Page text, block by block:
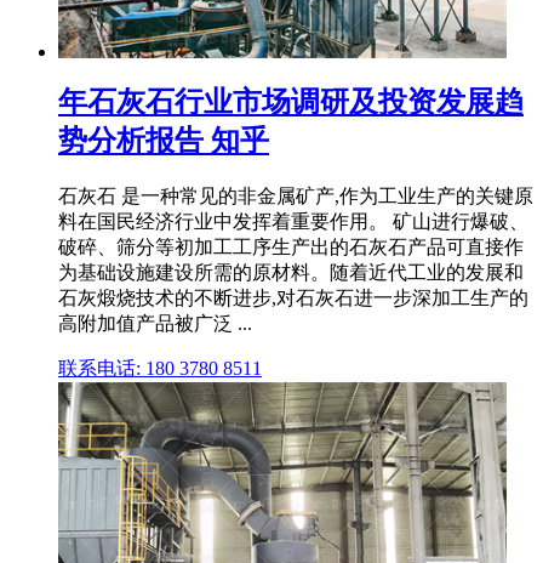
年石灰石行业市场调研及投资发展趋
势分析报告 知乎
石灰石 是一种常见的非金属矿产,作为工业生产的关键原
料在国民经济行业中发挥着重要作用。 矿山进行爆破、
破碎、筛分等初加工工序生产出的石灰石产品可直接作
为基础设施建设所需的原材料。随着近代工业的发展和
石灰煅烧技术的不断进步,对石灰石进一步深加工生产的
高附加值产品被广泛 ...
联系电话: 180 3780 8511